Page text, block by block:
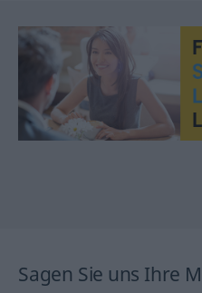
Sagen Sie uns Ihre